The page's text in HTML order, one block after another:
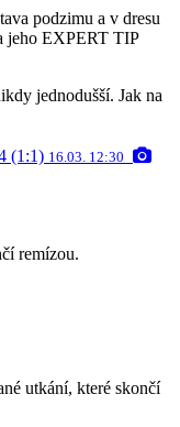
podzimu a v dresu
jeho EXPERT TIP
jednodušší. Jak na
(1:1) 16.03. 12:30
remízou.
utkání, které skončí